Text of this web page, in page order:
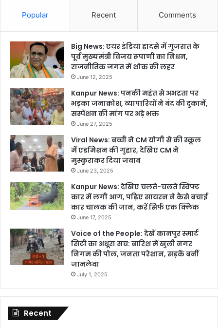
Popular Recent Comments
Big News: एयर इंडिया हादसे में गुजरात के
पूर्व मुख्यमंत्री विजय रूपाणी का निधन,
राजनीतिक जगत में शोक की लहर
June 12, 2025
Kanpur News: पनकी महंत से अभद्रता पर
भड़का जनाक्रोश, व्यापारियों ने बंद की दुकानें,
सस्पेंशन की मांग पर अड़े भक्त
June 27, 2025
Viral News: बच्ची ने CM योगी से की स्कूल
में एडमिशन की गुहार, देखिए CM ने
मुस्कुराकर दिया जवाब
June 23, 2025
Kanpur News: देखिए चलते-चलते स्विफ्ट
कार में लगी आग, पढ़िए सायरन ने कैसे बचाई
कार चालक की जान, करें सिर्फ एक क्लिक
June 17, 2025
Voice of the People: देखें कानपुर स्मार्ट
सिटी का अधूरा सच: बारिश में खुली नगर
निगम की पोल, जनता परेशान, सड़कें बनीं
जानलेवा
July 1, 2025
Recent